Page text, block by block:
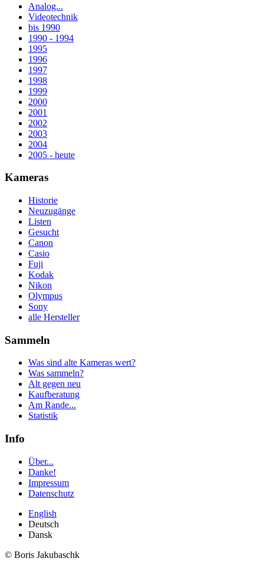
Analog...
Videotechnik
bis 1990
1990 - 1994
1995
1996
1997
1998
1999
2000
2001
2002
2003
2004
2005 - heute
Kameras
Historie
Neuzugänge
Listen
Gesucht
Canon
Casio
Fuji
Kodak
Nikon
Olympus
Sony
alle Hersteller
Sammeln
Was sind alte Kameras wert?
Was sammeln?
Alt gegen neu
Kaufberatung
Am Rande...
Statistik
Info
Über...
Danke!
Impressum
Datenschutz
English
Deutsch
Dansk
© Boris Jakubaschk